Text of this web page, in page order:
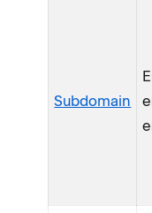
Subdomain